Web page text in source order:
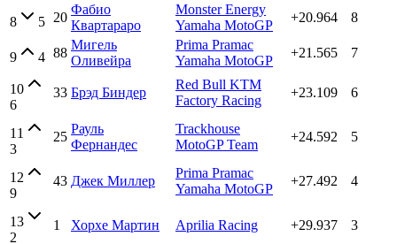
8 5 20
Фабио
Квартараро
Monster Energy
Yamaha MotoGP
+20.964 8
9 4 88
Мигель
Оливейра
Prima Pramac
Yamaha MotoGP
+21.565 7
10
6
33 Брэд Биндер
Red Bull KTM
Factory Racing
+23.109 6
11
3
25
Рауль
Фернандес
Trackhouse
MotoGP Team
+24.592 5
12
9
43 Джек Миллер
Prima Pramac
Yamaha MotoGP
+27.492 4
13
2
1 Хорхе Мартин Aprilia Racing +29.937 3